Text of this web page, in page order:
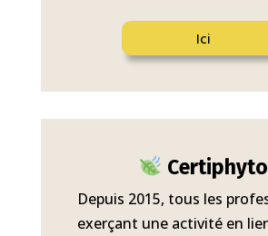
Ici
Certiphyto
Depuis 2015, tous les
exerçant une activité en